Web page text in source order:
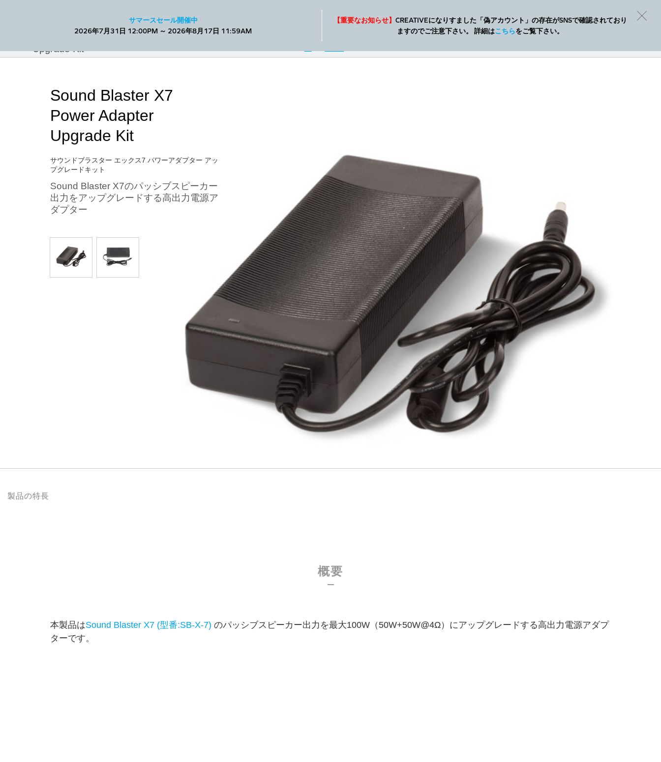
ショップ
サマースセール開催中
2026年7月31日 12:00PM ～ 2026年8月17日 11:59AM
【重要なお知らせ】CREATIVEになりすました「偽アカウント」の存在がSNSで確認されており
ますのでご注意下さい。 詳細はこちらをご覧下さい。
Sound Blaster X7 Power Adapter
Upgrade Kit
製品の仕様
Sound Blaster X7
Power Adapter
Upgrade Kit
サウンドブラスター エックス7 パワーアダプター アッ
プグレードキット
Sound Blaster X7のパッシブスピーカー
出力をアップグレードする高出力電源ア
ダプター
製品の特長
概要
本製品はSound Blaster X7 (型番:SB-X-7) のパッシブスピーカー出力を最大100W（50W+50W@4Ω）にアップグレードする高出力電源アダプ
ターです。